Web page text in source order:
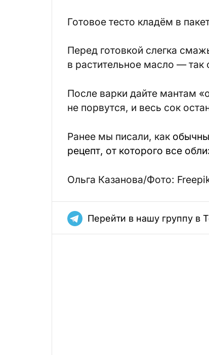
Готовое тесто кладём в
Перед готовкой слегка
в растительное масло — так
После варки дайте мантам
не порвутся, и весь сок
Ранее мы писали, как
рецепт, от которого все
Ольга Казанова/Фото:
Перейти в нашу группу в